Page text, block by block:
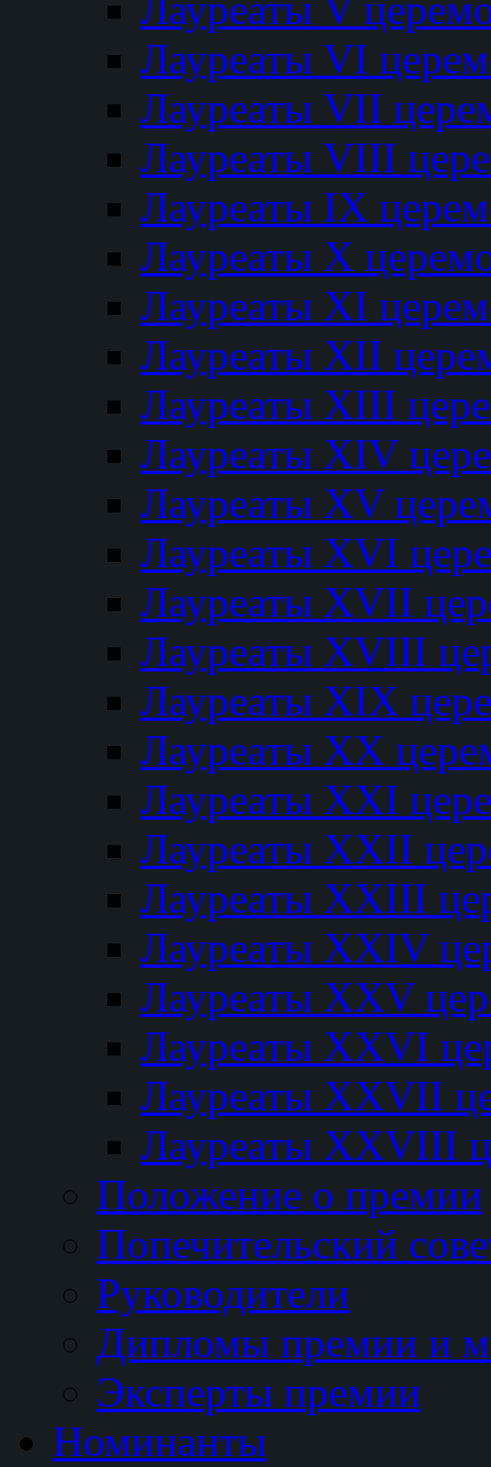
Лауреаты VI
Лауреаты VII
Лауреаты VIII
Лауреаты IX
Лауреаты Х
Лауреаты XI
Лауреаты XII
Лауреаты XIII
Лауреаты XIV
Лауреаты XV
Лауреаты XVI
Лауреаты XVII
Лауреаты XVIII
Лауреаты XIX
Лауреаты XX
Лауреаты XXI
Лауреаты XXII
Лауреаты XXIII
Лауреаты XXIV
Лауреаты XXV
Лауреаты XXVI
Лауреаты XXVII
Лауреаты XXVIII
Положение о премии
Попечительский
Руководители
Дипломы премии и
Эксперты премии
Номинанты